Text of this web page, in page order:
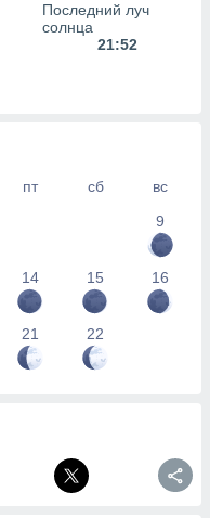
Последний луч
солнца
21:52
пт сб
вс
9
14 15 16
21 22